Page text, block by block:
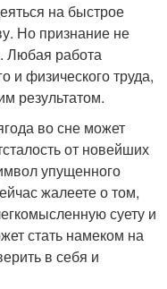
на быстрое
Но признание не
Любая работа
и физического труда,
результатом.
во сне может
от новейших
упущенного
жалеете о том,
суету и
стать намеком на
в себя и